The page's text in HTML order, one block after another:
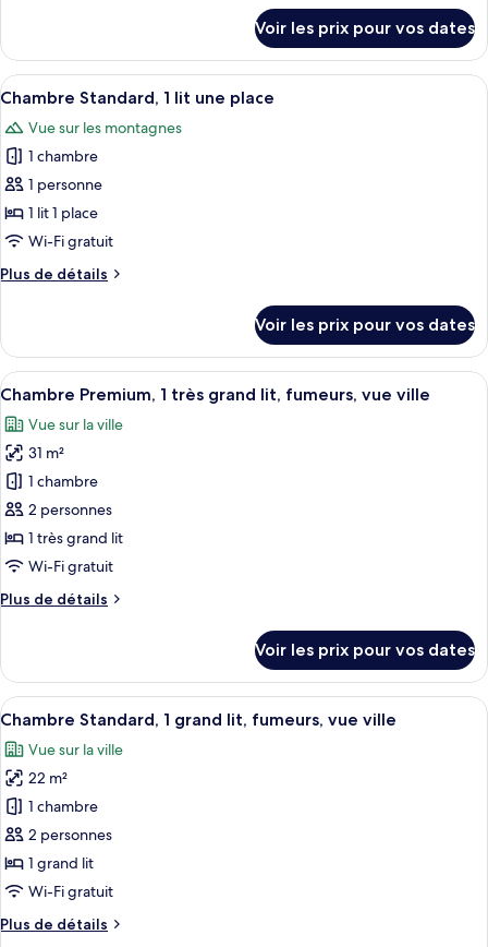
lits
une
place,
vue
ville
(Trundle
Bed)
le
type
de
Chambre
Premium,
lits
une
place,
vue
ville
Voir les prix pour vos dates
Afficher
toutes
les
photos
pour
ce
type
chambre :
lit
une
place
Une chambre d’hôtel comprenant
13
Chambre Standard, 1 lit une place
Vue sur les montagnes
1 chambre
1 personne
1 lit 1 place
Wi-Fi gratuit
Plus de détails
Plus
le
type
de
Chambre
Standard,
lit
une
place
Voir les prix pour vos dates
Afficher
toutes
les
photos
pour
ce
type
de
chambre :
Chambre
très
grand
lit,
fumeurs,
vue
ville
Une chambre d’hôtel avec un
7
Chambre Premium, 1 très grand lit, fumeurs, vue ville
Vue sur la ville
31 m²
1 chambre
2 personnes
1 très grand lit
Wi-Fi gratuit
Plus de détails
Plus
le
type
de
Chambre
Premium,
très
grand
lit,
fumeurs,
vue
Voir les prix pour vos dates
Afficher
toutes
les
photos
pour
ce
type
de
chambre :
Chambre
Une chambre d’hôtel avec un
5
Chambre Standard, 1 grand lit, fumeurs, vue ville
Vue sur la ville
22 m²
1 chambre
2 personnes
1 grand lit
Wi-Fi gratuit
Plus de détails
Plus